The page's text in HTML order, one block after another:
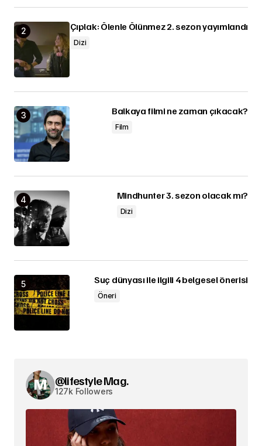
Çıplak: Ölenle Ölünmez 2. sezon yayımlandı
Dizi
Balkaya filmi ne zaman çıkacak?
Film
Mindhunter 3. sezon olacak mı?
Dizi
Suç dünyası ile ilgili 4 belgesel önerisi
Öneri
@lifestyle Mag.
127k Followers